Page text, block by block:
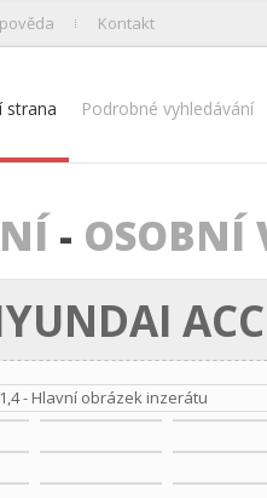
Kontakt
strana Podrobné vyhledávání
- OSOBNÍ